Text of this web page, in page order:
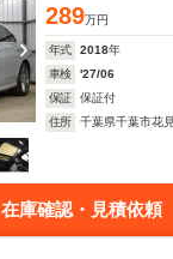
289万円
年式 2018年
車検
'27/06
保証
保証付
住所
千葉県千葉市花
在庫確認・見積依頼